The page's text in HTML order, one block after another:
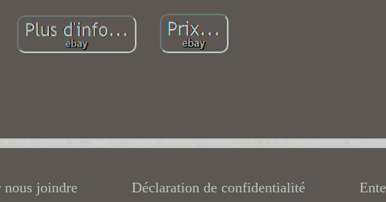
nous joindre Déclaration de confidentialité